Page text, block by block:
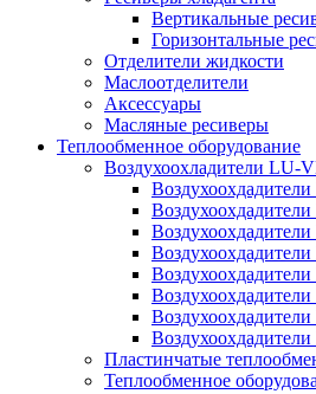
Вертикальные
Горизонтальные
Отделители жидкости
Маслоотделители
Аксессуары
Масляные ресиверы
Теплообменное оборудование
Воздухоохладители LU-
Пластинчатые
Теплообменное